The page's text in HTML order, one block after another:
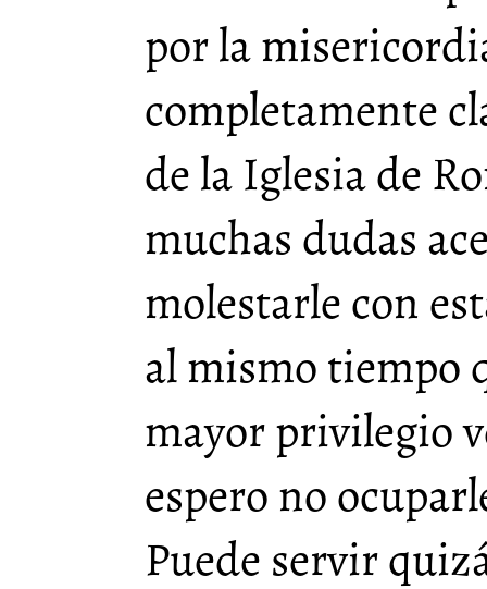
por la
completamente
de la Iglesia de
muchas dudas
molestarle con
al mismo tiempo
mayor privilegio
espero no
Puede servir